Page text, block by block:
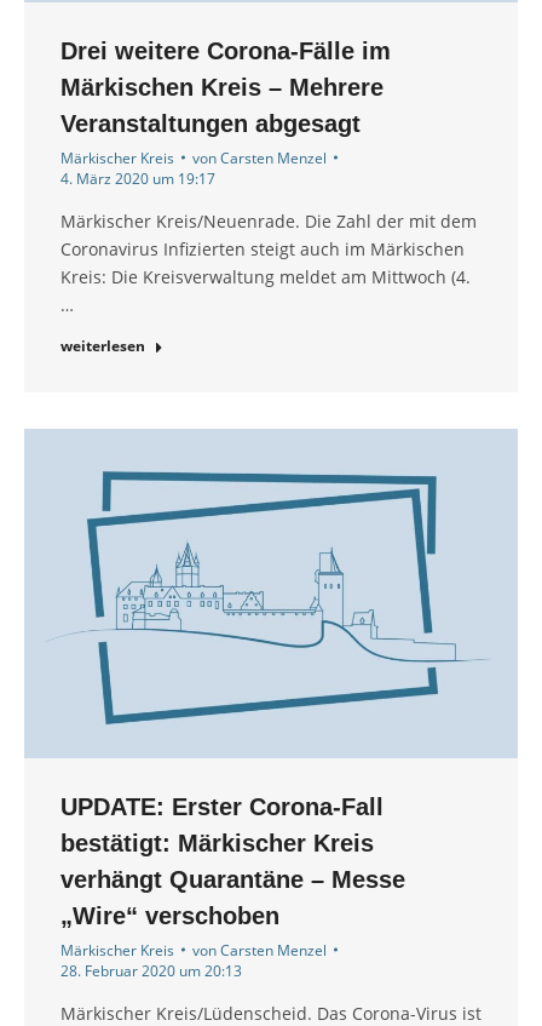
Drei weitere Corona-Fälle im
Märkischen Kreis – Mehrere
Veranstaltungen abgesagt
Märkischer Kreis vonCarsten Menzel
4. März 2020 um 19:17
Märkischer Kreis/Neuenrade. Die Zahl der mit dem
Coronavirus Infizierten steigt auch im Märkischen
Kreis: Die Kreisverwaltung meldet am Mittwoch (4.
…
weiterlesen
UPDATE: Erster Corona-Fall
bestätigt: Märkischer Kreis
verhängt Quarantäne – Messe
„Wire“ verschoben
Märkischer Kreis vonCarsten Menzel
28. Februar 2020 um 20:13
Märkischer Kreis/Lüdenscheid. Das Corona-Virus ist